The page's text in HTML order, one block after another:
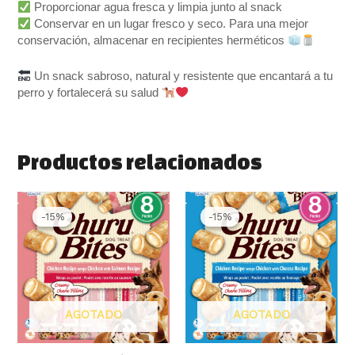
Proporcionar agua fresca y limpia junto al snack
Conservar en un lugar fresco y seco. Para una mejor
conservación, almacenar en recipientes herméticos
Un snack sabroso, natural y resistente que encantará a tu
perro y fortalecerá su salud
Productos relacionados
-15%
AGOTADO
-15%
El
precio
original
era:
6.50 €.
El
precio
actual
es:
5.50 €.
-15%
AGOTADO
-15%
El
precio
original
era:
6.50 €.
El
precio
actual
es:
5.50 €.